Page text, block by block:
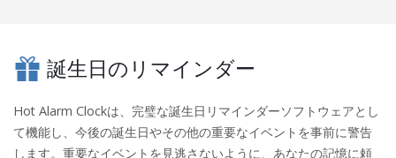
誕生日のリマインダー
Hot Alarm Clockは、完璧な誕生日リマインダーソフトウェアとし
て機能し、今後の誕生日やその他の重要なイベントを事前に警告
します。重要なイベントを見逃さないように、あなたの記憶に頼